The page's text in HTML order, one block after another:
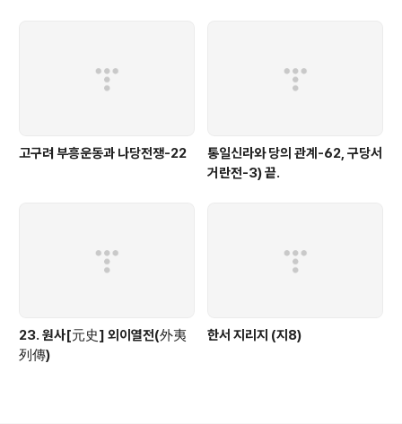
고구려 부흥운동과 나당전쟁-22
통일신라와 당의 관계-62, 구당서
거란전-3) 끝.
23. 원사[元史] 외이열전(外夷
列傳)
한서 지리지 (지8)